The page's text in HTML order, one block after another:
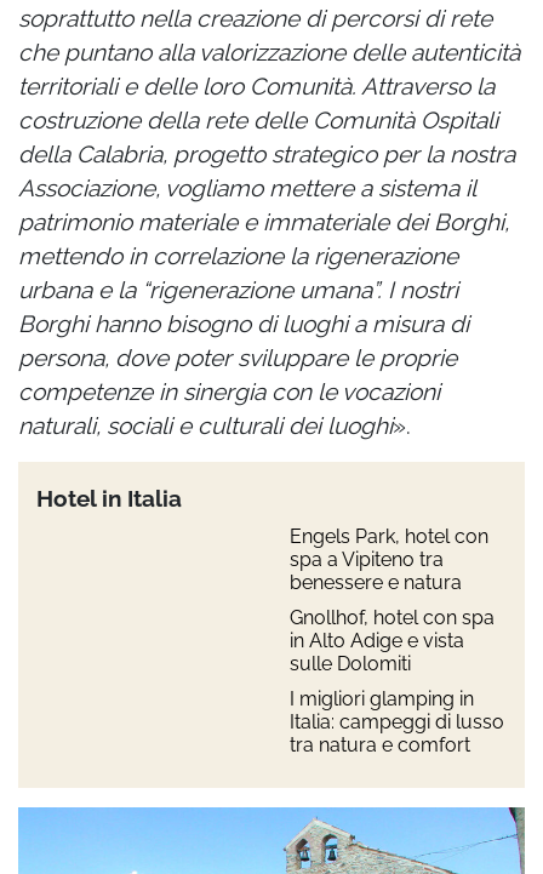
soprattutto nella creazione di percorsi di rete
che puntano alla valorizzazione delle autenticità
territoriali e delle loro Comunità. Attraverso la
costruzione della rete delle Comunità Ospitali
della Calabria, progetto strategico per la nostra
Associazione, vogliamo mettere a sistema il
patrimonio materiale e immateriale dei Borghi,
mettendo in correlazione la rigenerazione
urbana e la “rigenerazione umana”. I nostri
Borghi hanno bisogno di luoghi a misura di
persona, dove poter sviluppare le proprie
competenze in sinergia con le vocazioni
naturali, sociali e culturali dei luoghi».
Hotel in Italia
Engels Park, hotel con
spa a Vipiteno tra
benessere e natura
Gnollhof, hotel con spa
in Alto Adige e vista
sulle Dolomiti
I migliori glamping in
Italia: campeggi di lusso
tra natura e comfort